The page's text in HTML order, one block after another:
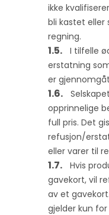
ikke
bli kastet eller
regning.
I tilfelle
erstatning
er
opprinnelige
full pris. Det
refusjon/
eller varer til
Hvis
gavekort, vil
av et
gjelder kun